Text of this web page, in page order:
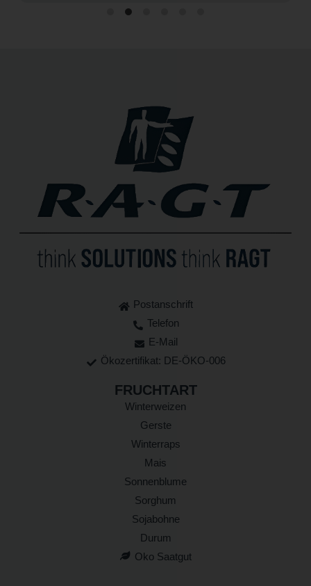
Postanschrift
Telefon
E-Mail
Ökozertifikat: DE-ÖKO-006
FRUCHTART
Winterweizen
Gerste
Winterraps
Mais
Sonnenblume
Sorghum
Sojabohne
Durum
Oko Saatgut